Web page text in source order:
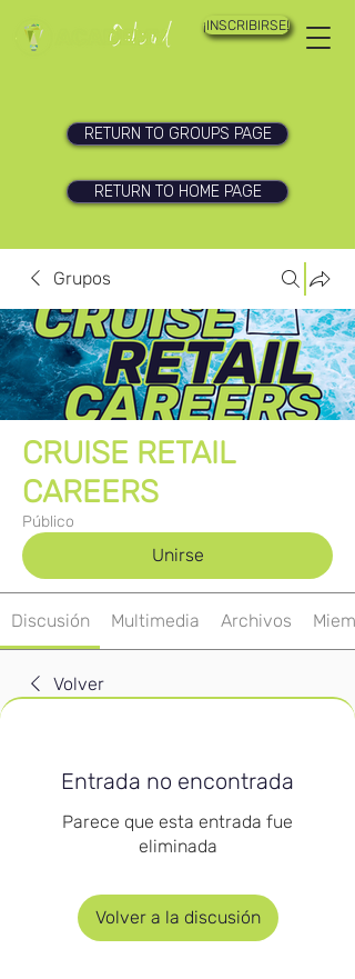
¡INSCRIBIRSE!
RETURN TO GROUPS PAGE
RETURN TO HOME PAGE
Grupos
CRUISE RETAIL
CAREERS
Público
Unirse
Discusión Multimedia Archivos
Volver
Entrada no encontrada
Parece que esta entrada fue
eliminada
Volver a la discusión